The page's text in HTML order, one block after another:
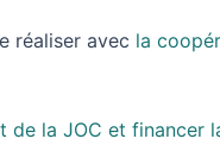
réaliser avec la
de la JOC et financer